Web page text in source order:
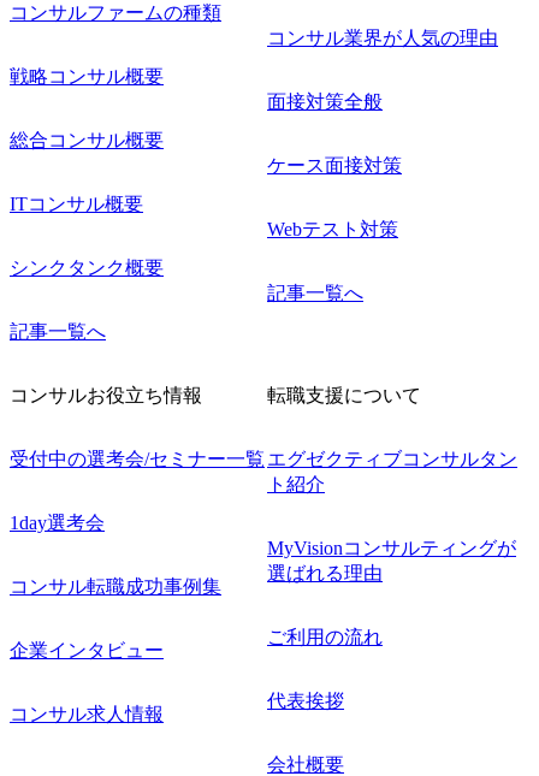
コンサルファームの種類
戦略コンサル概要
総合コンサル概要
ITコンサル概要
シンクタンク概要
記事一覧へ
コンサル業界が人気の理由
面接対策全般
ケース面接対策
Webテスト対策
記事一覧へ
コンサルお役立ち情報
受付中の選考会/セミナー一覧
1day選考会
コンサル転職成功事例集
企業インタビュー
コンサル求人情報
転職支援について
エグゼクティブコンサルタン
ト紹介
MyVisionコンサルティングが
選ばれる理由
ご利用の流れ
代表挨拶
会社概要